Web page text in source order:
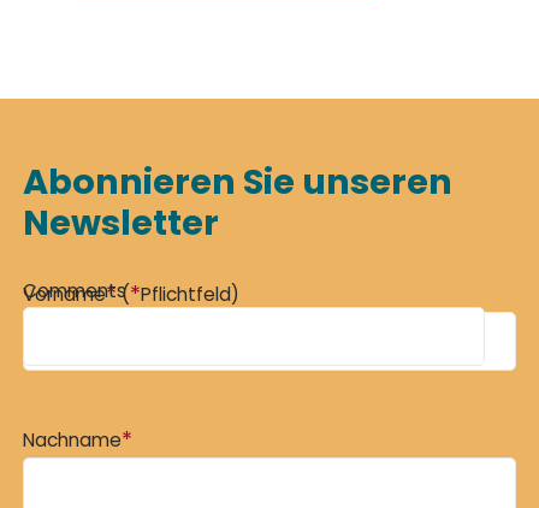
Abonnieren Sie unseren
Newsletter
Comments
Vorname*(*Pflichtfeld)
Nachname*